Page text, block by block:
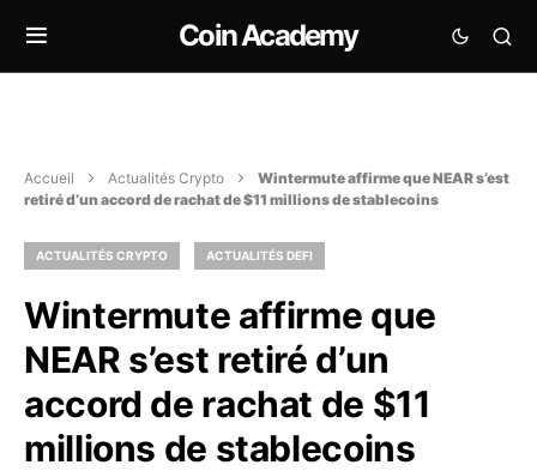
Coin Academy
Accueil Actualités Crypto
Wintermute affirme que NEAR s’est
retiré d’un accord de rachat de $11 millions de stablecoins
ACTUALITÉS CRYPTO ACTUALITÉS DEFI
Wintermute affirme que
NEAR s’est retiré d’un
accord de rachat de $11
millions de stablecoins